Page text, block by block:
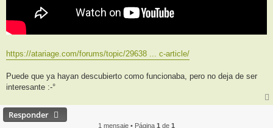
https://atariage.com/forums/topic/29638 ... c-article/
Puede que ya hayan descubierto como funcionaba, pero no deja de ser
interesante :-°
Responder
1 mensaje • Página 1 de 1